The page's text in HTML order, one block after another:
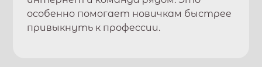
особенно помогает новичкам быстрее
привыкнуть к профессии.